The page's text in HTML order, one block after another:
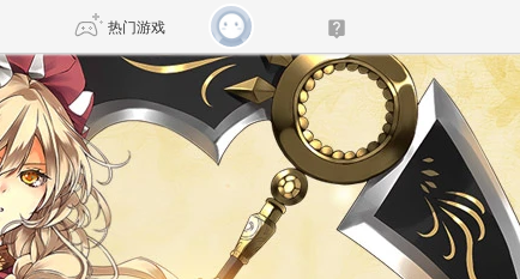
热门游戏
DNF 传奇4
剑网3旗舰版 新天龙八部